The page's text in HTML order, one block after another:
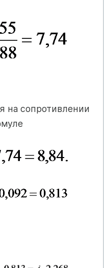
на сопротивлении